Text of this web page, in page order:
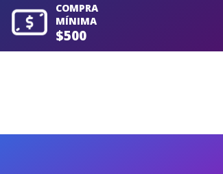
COMPRA
MÍNIMA
$500